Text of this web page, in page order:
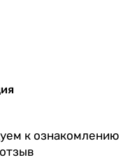
к ознакомлению